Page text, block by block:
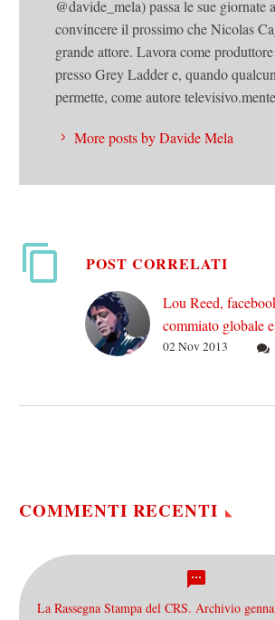
@davide_mela) passa le sue giornate
convincere il prossimo che Nicolas
grande attore. Lavora come
presso Grey Ladder e, quando
permette, come autore
More posts by Davide Mela
POST CORRELATI
Lou Reed,
commiato globale
nostra storia in una
02 Nov 2013
COMMENTI RECENTI
La Rassegna Stampa del CRS. Archivio